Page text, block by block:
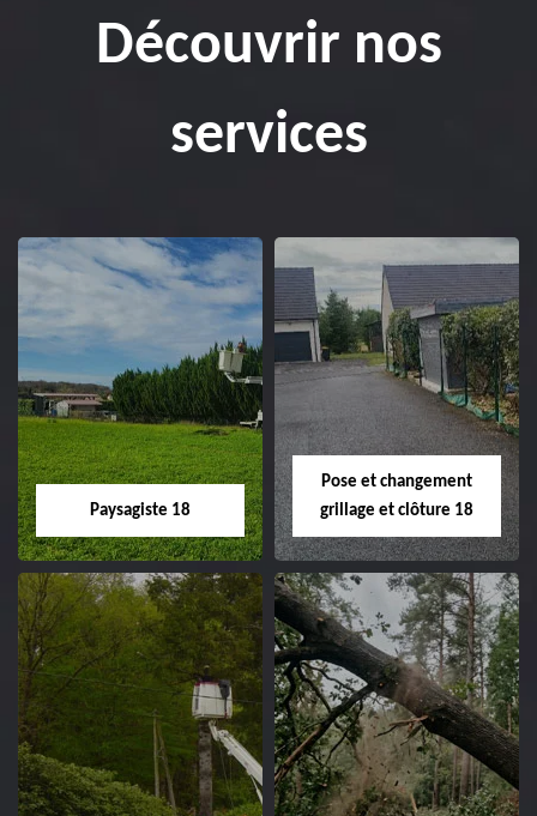
Découvrir nos
services
Paysagiste 18
Paysagiste 18
Artisan paysagiste 18
Cher tel: 02.52.56.49.40
Pose et changement
grillage et clôture 18
Pose et
changement
grillage et clôture
18